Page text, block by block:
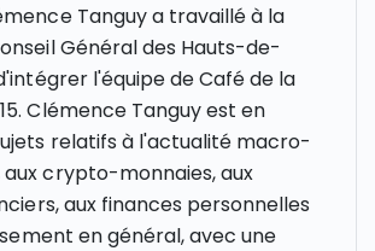
Tanguy a travaillé à la
Général des Hauts-de-
l'équipe de Café de la
Clémence Tanguy est en
relatifs à l'actualité macro-
crypto-monnaies, aux
aux finances personnelles
en général, avec une